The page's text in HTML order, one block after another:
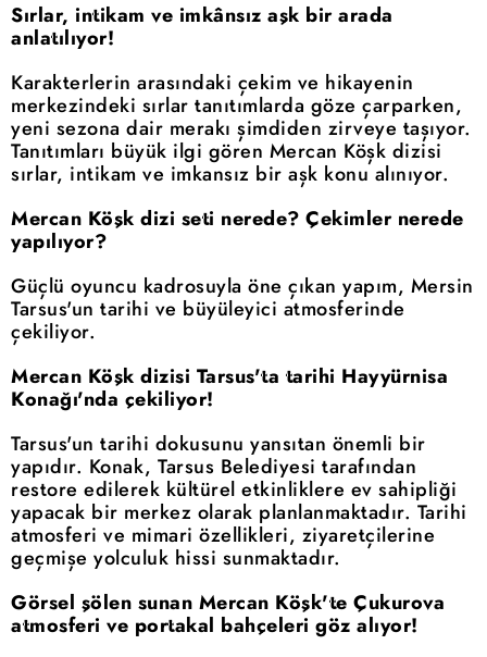
Sırlar, intikam ve imkânsız aşk bir arada
anlatılıyor!
Karakterlerin arasındaki çekim ve hikayenin
merkezindeki sırlar tanıtımlarda göze çarparken,
yeni sezona dair merakı şimdiden zirveye taşıyor.
Tanıtımları büyük ilgi gören Mercan Köşk dizisi
sırlar, intikam ve imkansız bir aşk konu alınıyor.
Mercan Köşk dizi seti nerede? Çekimler nerede
yapılıyor?
Güçlü oyuncu kadrosuyla öne çıkan yapım, Mersin
Tarsus'un tarihi ve büyüleyici atmosferinde
çekiliyor.
Mercan Köşk dizisi Tarsus'ta tarihi Hayyürnisa
Konağı'nda çekiliyor!
Tarsus'un tarihi dokusunu yansıtan önemli bir
yapıdır. Konak, Tarsus Belediyesi tarafından
restore edilerek kültürel etkinliklere ev sahipliği
yapacak bir merkez olarak planlanmaktadır. Tarihi
atmosferi ve mimari özellikleri, ziyaretçilerine
geçmişe yolculuk hissi sunmaktadır.
Görsel şölen sunan Mercan Köşk'te Çukurova
atmosferi ve portakal bahçeleri göz alıyor!